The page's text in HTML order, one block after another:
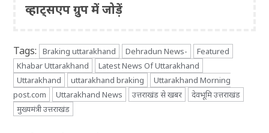
व्हाट्सएप ग्रुप में जोड़ें
Tags: Braking uttarakhand Dehradun News-
Featured
Khabar Uttarakhand
Latest News Of Uttarakhand
Uttarakhand
uttarakhand braking
Uttarakhand Morning
post.com
Uttarakhand News उत्तराखंड से खबर
देवभूमि उत्तराखंड
मुख्यमंत्री उत्तराखंड